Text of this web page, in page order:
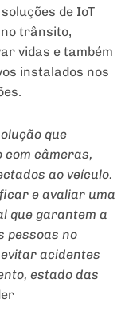
de IoT
trânsito,
vidas e também
instalados nos
que
com câmeras,
ao veículo.
e avaliar uma
que garantem a
pessoas no
acidentes
estado das